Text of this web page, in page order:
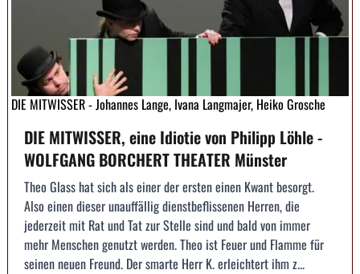
DIE MITWISSER - Johannes Lange, Ivana Langmajer, Heiko Grosche
DIE MITWISSER, eine Idiotie von Philipp Löhle -
WOLFGANG BORCHERT THEATER Münster
Theo Glass hat sich als einer der ersten einen Kwant besorgt.
Also einen dieser unauffällig dienstbeflissenen Herren, die
jederzeit mit Rat und Tat zur Stelle sind und bald von immer
mehr Menschen genutzt werden. Theo ist Feuer und Flamme für
seinen neuen Freund. Der smarte Herr K. erleichtert ihm z...